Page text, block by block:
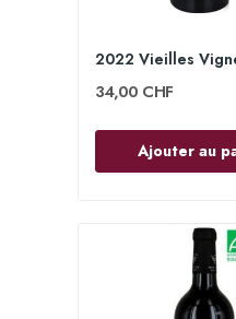
34,00 CHF
Ajouter au